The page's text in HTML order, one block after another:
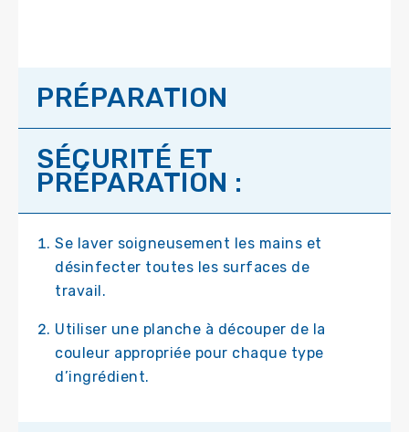
PRÉPARATION
SÉCURITÉ ET
PRÉPARATION :
Se laver soigneusement les mains et
désinfecter toutes les surfaces de
travail.
Utiliser une planche à découper de la
couleur appropriée pour chaque type
d’ingrédient.